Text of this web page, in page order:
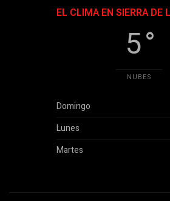
EL CLIMA EN SIERRA DE
5 °
NUBES
Domingo
Lunes
Martes